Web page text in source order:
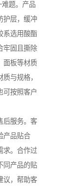
难题。产品
护层，缓冲
系选用酸酯
牢固且撕除
面板等材质
与规格，
可按照客户
后服务。客
产品贴合
求。合作过
同产品的贴
议，帮助客